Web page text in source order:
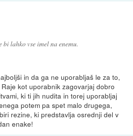
lahko vse imel na enemu.
in da ga ne uporabljaš le za to,
kot uporabnik zagovarjaj dobro
ki ti jih nudita in torej uporabljaj
potem pa spet malo drugega,
rezine, ki predstavlja osrednji del v
enake!